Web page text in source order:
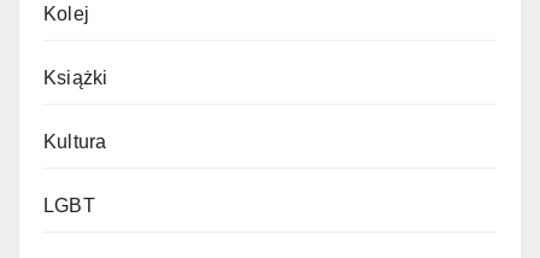
Kolej
Książki
Kultura
LGBT